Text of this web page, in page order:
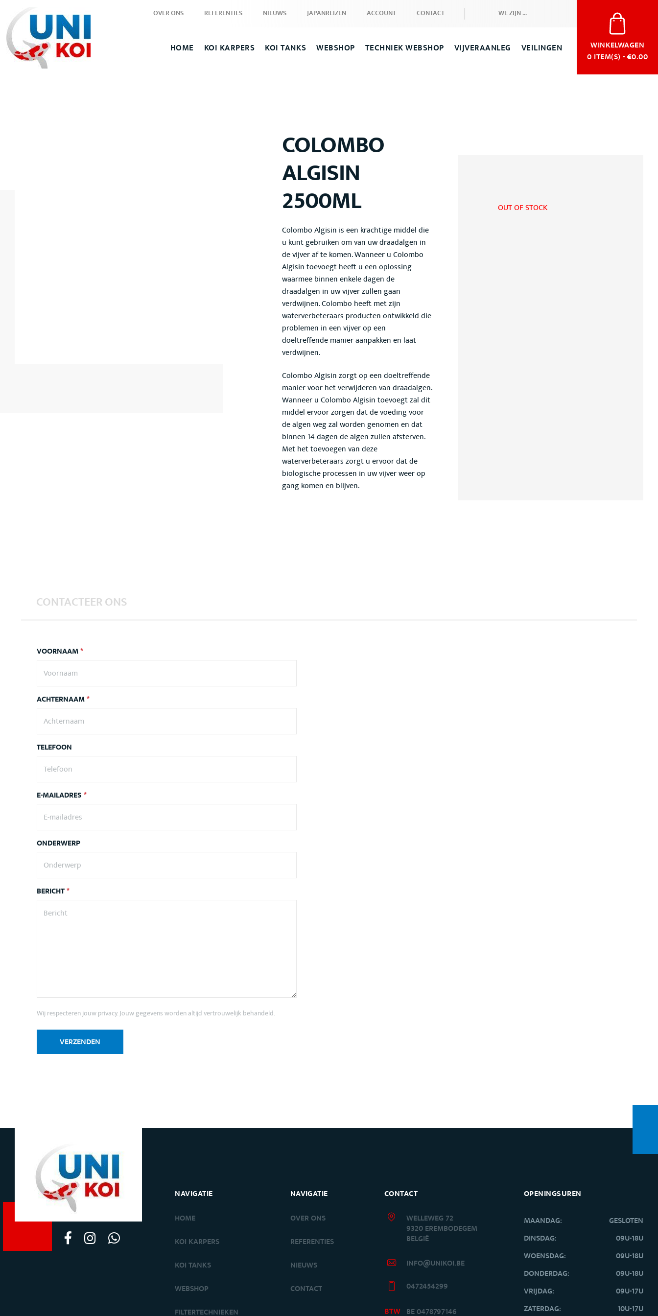
OVER ONS REFERENTIES NIEUWS JAPANREIZEN ACCOUNT CONTACT WE ZIJN ...
HOME KOI KARPERS KOI TANKS WEBSHOP TECHNIEK WEBSHOP VIJVERAANLEG VEILINGEN
WINKELWAGEN
0 ITEM(S) - €0.00
COLOMBO
ALGISIN
2500ML
Colombo Algisin is een krachtige middel die
u kunt gebruiken om van uw draadalgen in
de vijver af te komen. Wanneer u Colombo
Algisin toevoegt heeft u een oplossing
waarmee binnen enkele dagen de
draadalgen in uw vijver zullen gaan
verdwijnen. Colombo heeft met zijn
waterverbeteraars producten ontwikkeld die
problemen in een vijver op een
doeltreffende manier aanpakken en laat
verdwijnen.
Colombo Algisin zorgt op een doeltreffende
manier voor het verwijderen van draadalgen.
Wanneer u Colombo Algisin toevoegt zal dit
middel ervoor zorgen dat de voeding voor
de algen weg zal worden genomen en dat
binnen 14 dagen de algen zullen afsterven.
Met het toevoegen van deze
waterverbeteraars zorgt u ervoor dat de
biologische processen in uw vijver weer op
gang komen en blijven.
OUT OF STOCK
CONTACTEER ONS
VOORNAAM*
ACHTERNAAM*
TELEFOON
E-MAILADRES*
ONDERWERP
BERICHT*
Wij respecteren jouw privacy. Jouw gegevens worden altijd vertrouwelijk behandeld.
VERZENDEN
NAVIGATIE
HOME
KOI KARPERS
KOI TANKS
WEBSHOP
FILTERTECHNIEKEN
NAVIGATIE
OVER ONS
REFERENTIES
NIEUWS
CONTACT
CONTACT
WELLEWEG 72
9320 EREMBODEGEM
BELGIË
INFO@UNIKOI.BE
0472454299
BE 0478797146
OPENINGSUREN
MAANDAG:
GESLOTEN
DINSDAG:
09U-18U
WOENSDAG:
09U-18U
DONDERDAG:
09U-18U
VRIJDAG:
09U-17U
ZATERDAG:
10U-17U